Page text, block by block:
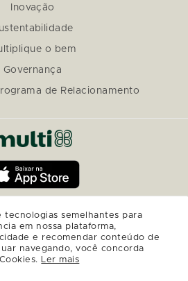
Inovação
o bem
Governança
de Relacionamento
tecnologias semelhantes para
em nossa plataforma,
e recomendar conteúdo de
navegando, você concorda
Ler mais